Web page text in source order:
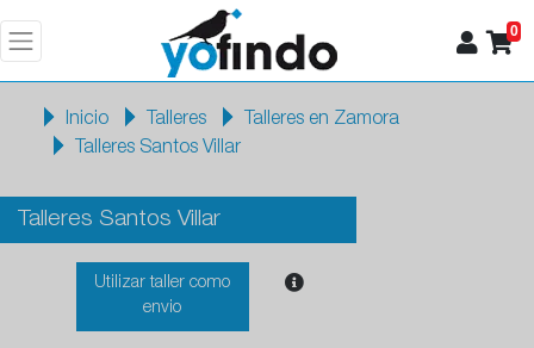
0
Inicio Talleres
Talleres en Zamora
Talleres Santos Villar
Talleres Santos Villar
Utilizar taller como
envio